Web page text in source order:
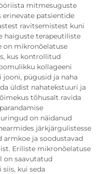
mitmesuguste
erinevate patsientide
ravitsemistest kuni
haiguste terapeutiliste
on mikronõelatuse
kus kontrollitud
kollageeni
pügusid ja naha
üldist nahatekstuuri ja
tõhusalt ravida
on näidanud
järkjärgulistesse
armkoe ja soodustavad
Eriliste mikronõelatuse
on saavutatud
kui seda